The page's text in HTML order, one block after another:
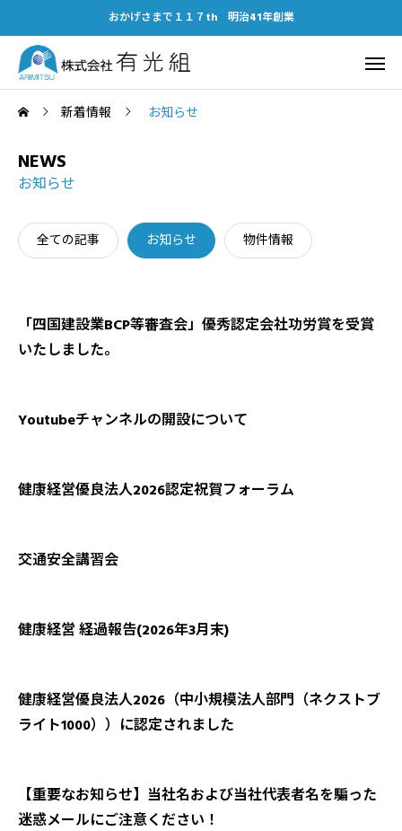
おかげさまで１１７th 明治41年創業
新着情報 お知らせ
NEWS
お知らせ
全ての記事 お知らせ 物件情報
「四国建設業BCP等審査会」優秀認定会社功労賞を受賞
いたしました。
Youtubeチャンネルの開設について
健康経営優良法人2026認定祝賀フォーラム
交通安全講習会
健康経営 経過報告(2026年3月末)
健康経営優良法人2026（中小規模法人部門（ネクストブ
ライト1000））に認定されました
【重要なお知らせ】当社名および当社代表者名を騙った
迷惑メールにご注意ください！